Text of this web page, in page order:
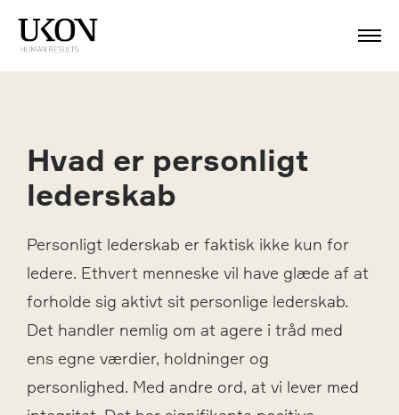
Hvad er personligt
lederskab
Personligt lederskab er faktisk ikke kun for
ledere. Ethvert menneske vil have glæde af at
forholde sig aktivt sit personlige lederskab.
Det handler nemlig om at agere i tråd med
ens egne værdier, holdninger og
personlighed. Med andre ord, at vi lever med